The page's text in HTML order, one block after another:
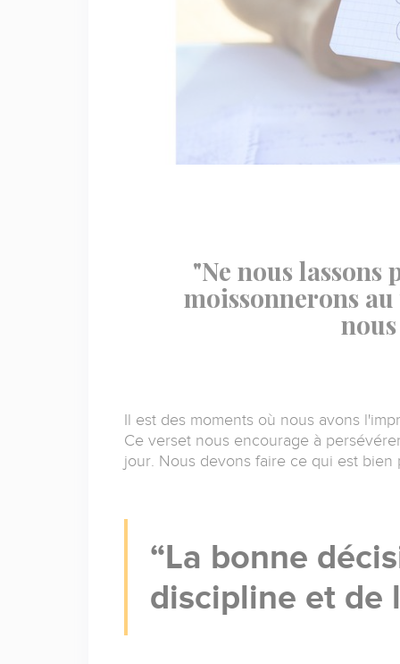
"Ne nous lassons
moissonnerons
Il est des moments où nous avons
Ce verset nous encourage à
jour. Nous devons faire ce qui est bien
La bonne
discipline et de